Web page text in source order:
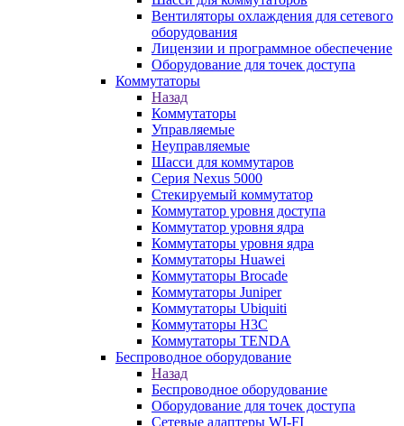
Вентиляторы охлаждения для сетевого
оборудования
Лицензии и программное обеспечение
Оборудование для точек доступа
Коммутаторы
Назад
Коммутаторы
Управляемые
Неуправляемые
Шасси для коммутаров
Серия Nexus 5000
Стекируемый коммутатор
Коммутатор уровня доступа
Коммутатор уровня ядра
Коммутаторы уровня ядра
Коммутаторы Huawei
Коммутаторы Brocade
Коммутаторы Juniper
Коммутаторы Ubiquiti
Коммутаторы H3C
Коммутаторы TENDA
Беспроводное оборудование
Назад
Беспроводное оборудование
Оборудование для точек доступа
Сетевые адаптеры WI-FI